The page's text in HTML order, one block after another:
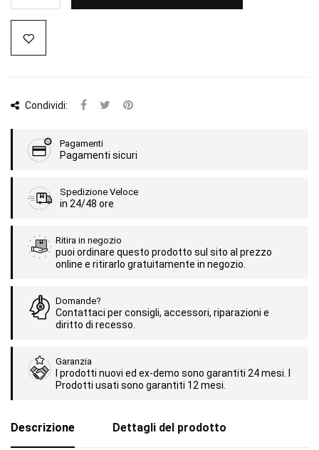
Condividi:
Pagamenti
Pagamenti sicuri
Spedizione Veloce
in 24/48 ore
Ritira in negozio
puoi ordinare questo prodotto sul sito al prezzo
online e ritirarlo gratuitamente in negozio.
Domande?
Contattaci per consigli, accessori, riparazioni e
diritto di recesso.
Garanzia
I prodotti nuovi ed ex-demo sono garantiti 24 mesi. I
Prodotti usati sono garantiti 12 mesi.
Descrizione Dettagli del prodotto